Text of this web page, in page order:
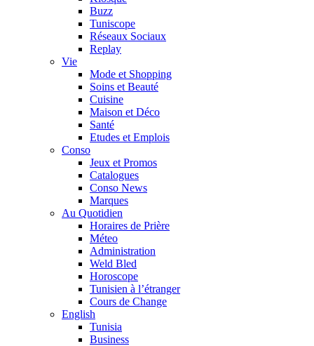
Buzz
Tuniscope
Réseaux Sociaux
Replay
Vie
Mode et Shopping
Soins et Beauté
Cuisine
Maison et Déco
Santé
Etudes et Emplois
Conso
Jeux et Promos
Catalogues
Conso News
Marques
Au Quotidien
Horaires de Prière
Méteo
Administration
Weld Bled
Horoscope
Tunisien à l’étranger
Cours de Change
English
Tunisia
Business